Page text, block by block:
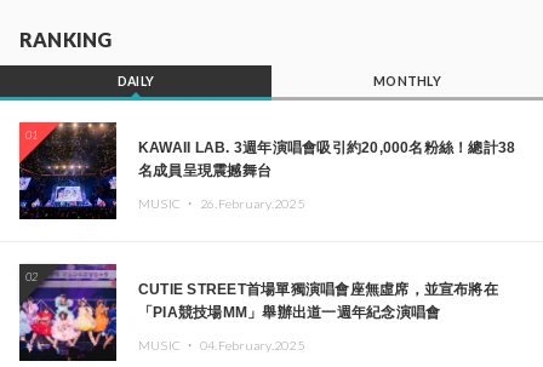
RANKING
DAILY MONTHLY
01
KAWAII LAB. 3週年演唱會吸引約20,000名粉絲！總計38
名成員呈現震撼舞台
MUSIC ・ 26.February.2025
02
CUTIE STREET首場單獨演唱會座無虛席，並宣布將在
「PIA競技場MM」舉辦出道一週年紀念演唱會
MUSIC ・ 04.February.2025